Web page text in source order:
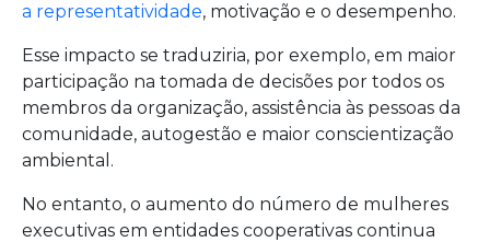
a representatividade, motivação e o desempenho.
Esse impacto se traduziria, por exemplo, em maior
participação na tomada de decisões por todos os
membros da organização, assistência às pessoas da
comunidade, autogestão e maior conscientização
ambiental.
No entanto, o aumento do número de mulheres
executivas em entidades cooperativas continua